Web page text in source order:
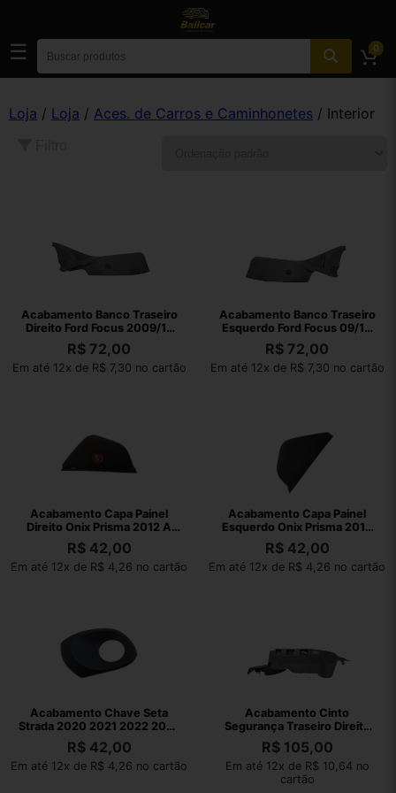
☰ 0
Loja / Loja / Aces. de Carros e Caminhonetes / Interior
Acabamento Banco Traseiro
Direito Ford Focus 2009/13
Origina Cinza
R$ 72,00
Em até 12x de R$ 7,30 no cartão
Acabamento Banco Traseiro
Esquerdo Ford Focus 09/10
Original Cinza
R$ 72,00
Em até 12x de R$ 7,30 no cartão
Acabamento Capa Painel
Direito Onix Prisma 2012 A
2019 Preto
R$42,00
Em até 12x de R$ 4,26 no cartão
Acabamento Capa Painel
Esquerdo Onix Prisma 2012
2013 A 2019 Preto
R$42,00
Em até 12x de R$ 4,26 no cartão
Acabamento Chave Seta
Strada 2020 2021 2022 2023
100253299
R$42,00
Em até 12x de R$ 4,26 no cartão
Acabamento Cinto
Segurança Traseiro Direito
Focus Hacth 9/13 Cinza
R$105,00
Em até 12x de R$ 10,64 no
cartão